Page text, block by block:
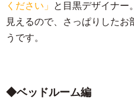
ください」
と目黒デザイナー
見えるので、さっぱりした
うです。
ベッドルーム編